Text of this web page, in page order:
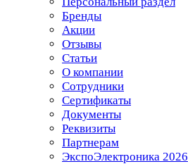
Бренды
Акции
Отзывы
Статьи
О компании
Сотрудники
Сертификаты
Документы
Реквизиты
Партнерам
ЭкспоЭлектроника 2026